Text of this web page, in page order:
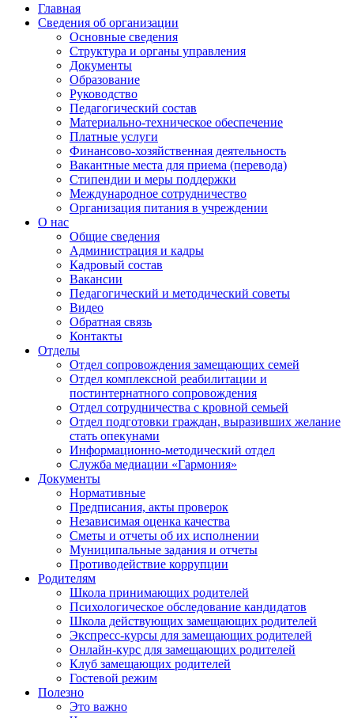
Главная
Сведения об организации
Основные сведения
Структура и органы управления
Документы
Образование
Руководство
Педагогический состав
Материально-техническое обеспечение
Платные услуги
Финансово-хозяйственная деятельность
Вакантные места для приема (перевода)
Стипендии и меры поддержки
Международное сотрудничество
Организация питания в учреждении
О нас
Общие сведения
Администрация и кадры
Кадровый состав
Вакансии
Педагогический и методический советы
Видео
Обратная связь
Контакты
Отделы
Отдел сопровождения замещающих семей
Отдел комплексной реабилитации и
постинтернатного сопровождения
Отдел сотрудничества с кровной семьей
Отдел подготовки граждан, выразивших желание
стать опекунами
Информационно-методический отдел
Служба медиации «Гармония»
Документы
Нормативные
Предписания, акты проверок
Независимая оценка качества
Сметы и отчеты об их исполнении
Муниципальные задания и отчеты
Противодействие коррупции
Родителям
Школа принимающих родителей
Психологическое обследование кандидатов
Школа действующих замещающих родителей
Экспресс-курсы для замещающих родителей
Онлайн-курс для замещающих родителей
Клуб замещающих родителей
Гостевой режим
Полезно
Это важно